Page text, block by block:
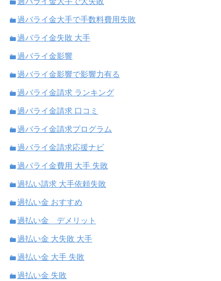
過バライ金大手で手数料費用失敗
過バライ金失敗 大手
過バライ金影響
過バライ金影響で影響力有る
過バライ金請求 ランキング
過バライ金請求 口コミ
過バライ金請求プログラム
過バライ金請求応援ナビ
過バライ金費用 大手 失敗
過払い請求 大手依頼失敗
過払い金 おすすめ
過払い金 デメリット
過払い金 大失敗 大手
過払い金 大手 失敗
過払い金 失敗